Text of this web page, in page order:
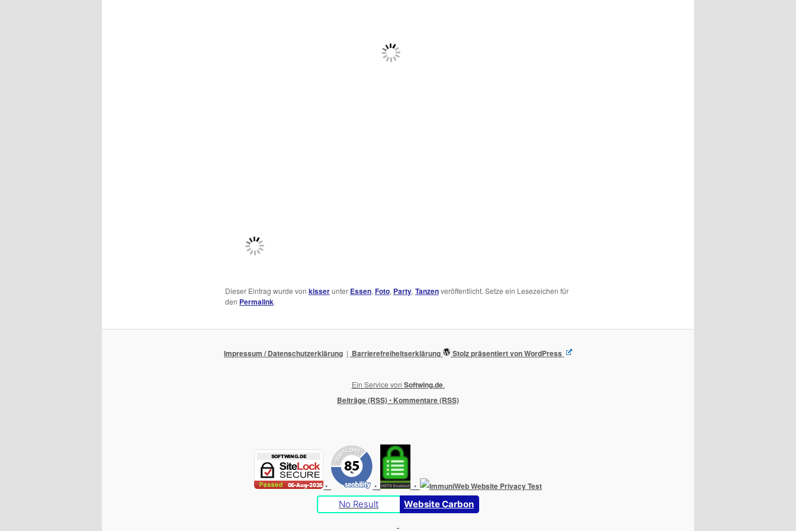
Dieser Eintrag wurde von kisserunter Essen,Foto, Party,Tanzenveröffentlicht. Setze ein Lesezeichen für
den Permalink.
Impressum / Datenschutzerklärung Barrierefreiheitserklärung Stolz präsentiert von WordPress
Ein Service von Softwing.de.
Beiträge (RSS)• Kommentare (RSS)
• • •
No Result Website Carbon